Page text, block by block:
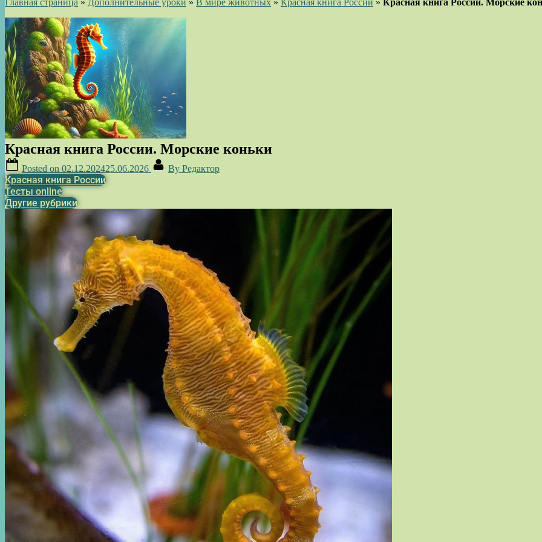
Главная страница » Дополнительные уроки » В мире животных » Красная книга России » Красная книга России. Морские
Красная книга России. Морские коньки
Posted on 02.12.202425.06.2026 By Редактор
Красная книга России
Тесты online
Другие рубрики